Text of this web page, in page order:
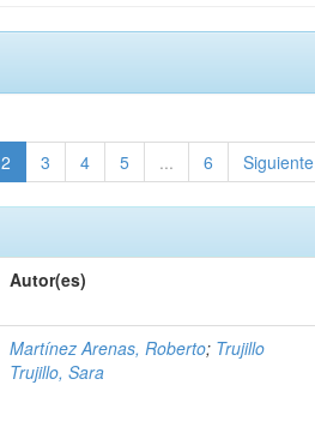
2 3 4 5 ... 6 Siguiente
Autor(es)
Martínez Arenas, Roberto; Trujillo
Trujillo, Sara